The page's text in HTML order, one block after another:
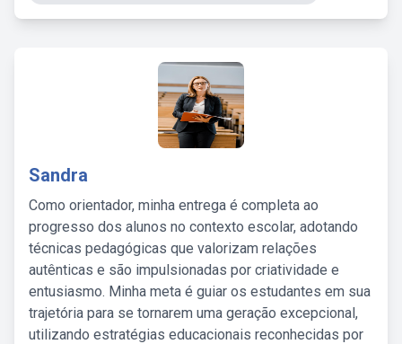
Sandra
Como orientador, minha entrega é completa ao
progresso dos alunos no contexto escolar, adotando
técnicas pedagógicas que valorizam relações
autênticas e são impulsionadas por criatividade e
entusiasmo. Minha meta é guiar os estudantes em sua
trajetória para se tornarem uma geração excepcional,
utilizando estratégias educacionais reconhecidas por